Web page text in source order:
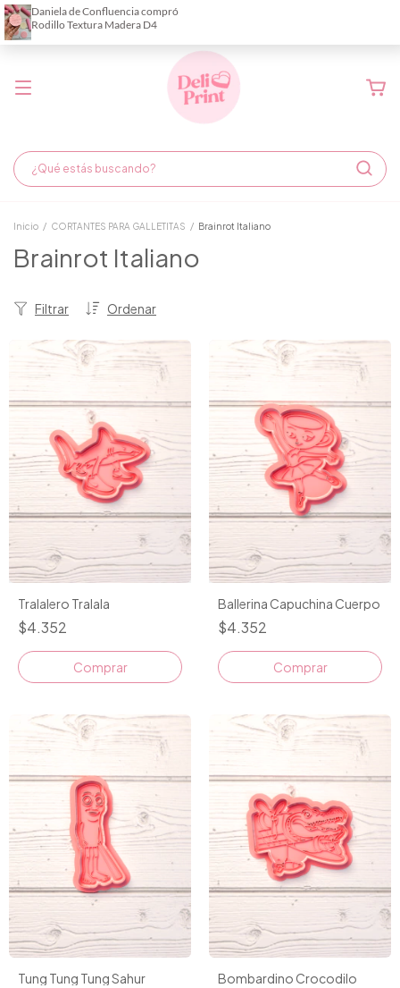
Demora de fabricación hasta 6 días hábiles
Inicio / CORTANTES PARA GALLETITAS / Brainrot Italiano
Brainrot Italiano
Ordenar
Filtrar
Tralalero Tralala
$4.352
Comprar
Ballerina Capuchina Cuerpo
$4.352
Comprar
Tung Tung Tung Sahur Bombardino Crocodilo